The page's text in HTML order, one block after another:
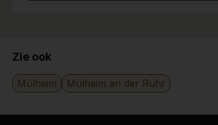
Zie ook
Mülheim Mülheim an der Ruhr